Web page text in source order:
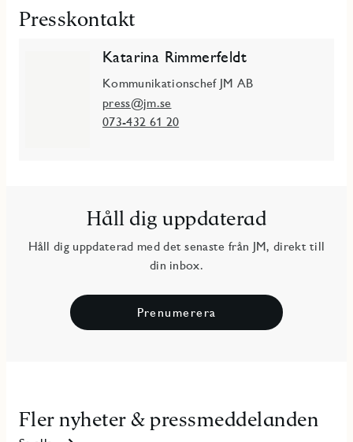
Presskontakt
Katarina Rimmerfeldt
Kommunikationschef JM AB
press@jm.se
073-432 61 20
Håll dig uppdaterad
Håll dig uppdaterad med det senaste från JM, direkt till
din inbox.
Prenumerera
Fler nyheter & pressmeddelanden